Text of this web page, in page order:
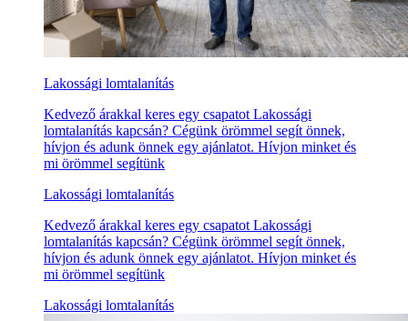
Lakossági lomtalanítás
Kedvező árakkal keres egy csapatot Lakossági
lomtalanítás kapcsán? Cégünk örömmel segít önnek,
hívjon és adunk önnek egy ajánlatot. Hívjon minket és
mi örömmel segítünk
Lakossági lomtalanítás
Kedvező árakkal keres egy csapatot Lakossági
lomtalanítás kapcsán? Cégünk örömmel segít önnek,
hívjon és adunk önnek egy ajánlatot. Hívjon minket és
mi örömmel segítünk
Lakossági lomtalanítás